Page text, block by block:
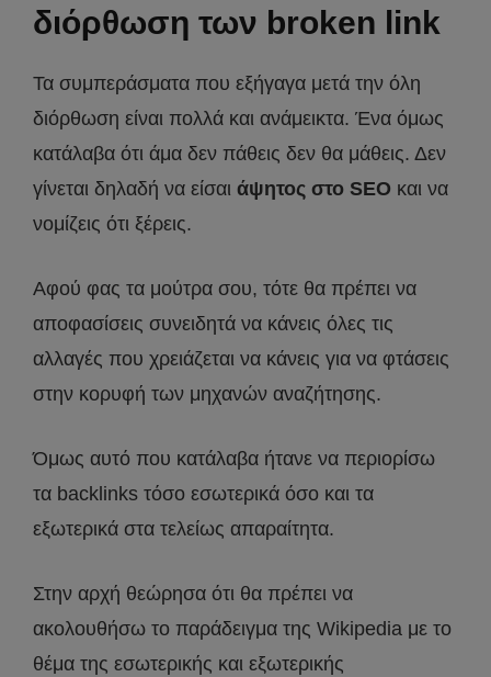
διόρθωση των broken link
Τα συμπεράσματα που εξήγαγα μετά την όλη
διόρθωση είναι πολλά και ανάμεικτα. Ένα όμως
κατάλαβα ότι άμα δεν πάθεις δεν θα μάθεις. Δεν
γίνεται δηλαδή να είσαι άψητος στο SEO και να
νομίζεις ότι ξέρεις.
Αφού φας τα μούτρα σου, τότε θα πρέπει να
αποφασίσεις συνειδητά να κάνεις όλες τις
αλλαγές που χρειάζεται να κάνεις για να φτάσεις
στην κορυφή των μηχανών αναζήτησης.
Όμως αυτό που κατάλαβα ήτανε να περιορίσω
τα backlinks τόσο εσωτερικά όσο και τα
εξωτερικά στα τελείως απαραίτητα.
Στην αρχή θεώρησα ότι θα πρέπει να
ακολουθήσω το παράδειγμα της Wikipedia με το
θέμα της εσωτερικής και εξωτερικής